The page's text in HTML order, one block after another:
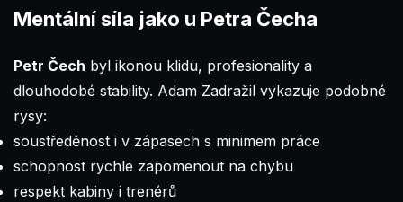
Mentální síla jako u Petra Čecha
Petr Čech byl ikonou klidu, profesionality a
dlouhodobé stability. Adam Zadražil vykazuje podobné
rysy:
soustředěnost i v zápasech s minimem práce
schopnost rychle zapomenout na chybu
respekt kabiny i trenérů